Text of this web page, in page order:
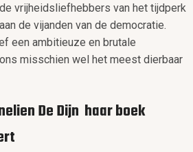
vrijheidsliefhebbers van het tijdperk
de vijanden van de democratie.
een ambitieuze en brutale
misschien wel het meest dierbaar
De Dijn haar boek